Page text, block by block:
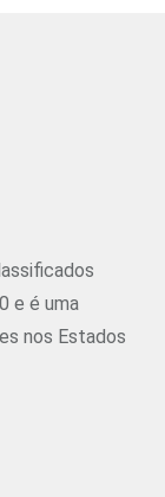
e é uma
nos Estados